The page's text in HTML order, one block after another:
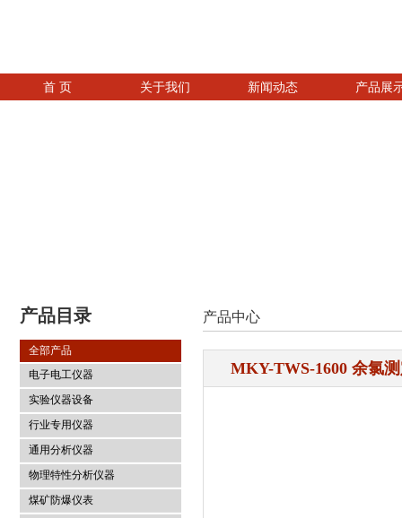
麦科仪（北京）科技有限公司
首 页 关于我们 新闻动态 产品展
产品目录
全部产品
电子电工仪器
实验仪器设备
行业专用仪器
通用分析仪器
物理特性分析仪器
煤矿防爆仪表
产品中心
MKY-TWS-1600 余氯